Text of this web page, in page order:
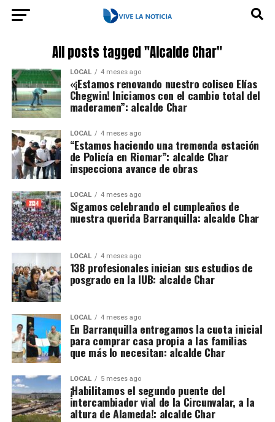
All posts tagged "Alcalde Char"
LOCAL 4 meses ago
«¡Estamos renovando nuestro coliseo Elías
Chegwin! Iniciamos con el cambio total del
maderamen”: alcalde Char
LOCAL 4 meses ago
“Estamos haciendo una tremenda estación
de Policía en Riomar”: alcalde Char
inspecciona avance de obras
LOCAL 4 meses ago
Sigamos celebrando el cumpleaños de
nuestra querida Barranquilla: alcalde Char
LOCAL 4 meses ago
138 profesionales inician sus estudios de
posgrado en la IUB: alcalde Char
LOCAL 4 meses ago
En Barranquilla entregamos la cuota inicial
para comprar casa propia a las familias
que más lo necesitan: alcalde Char
LOCAL 5 meses ago
¡Habilitamos el segundo puente del
intercambiador vial de la Circunvalar, a la
altura de Alameda!: alcalde Char